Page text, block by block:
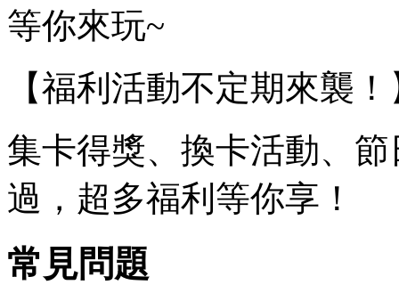
等你來玩~
【福利活動不定期來襲！
集卡得獎、換卡活動、
過，超多福利等你享！
常見問題